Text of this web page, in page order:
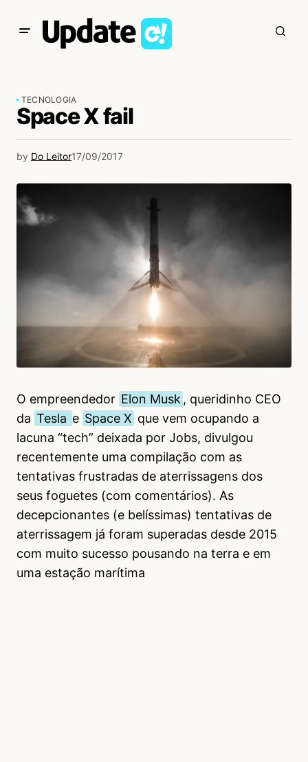
TECNOLOGIA
Space X fail
by Do Leitor17/09/2017
O empreendedor Elon Musk , queridinho CEO
da Tesla e Space X que vem ocupando a
lacuna “tech” deixada por Jobs, divulgou
recentemente uma compilação com as
tentativas frustradas de aterrissagens dos
seus foguetes (com comentários). As
decepcionantes (e belíssimas) tentativas de
aterrissagem já foram superadas desde 2015
com muito sucesso pousando na terra e em
uma estação marítima